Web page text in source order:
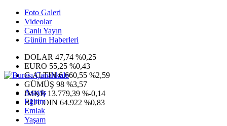
Foto Galeri
Videolar
Canlı Yayın
Günün Haberleri
DOLAR 47,74 %0,25
EURO 55,25 %0,43
G.ALTIN6.660,55 %2,59
GÜMÜŞ 98 %3,57
IMKB 13.779,39 %-0,14
BITCOIN 64.922 %0,83
Asayiş
Eğitim
Emlak
Yaşam